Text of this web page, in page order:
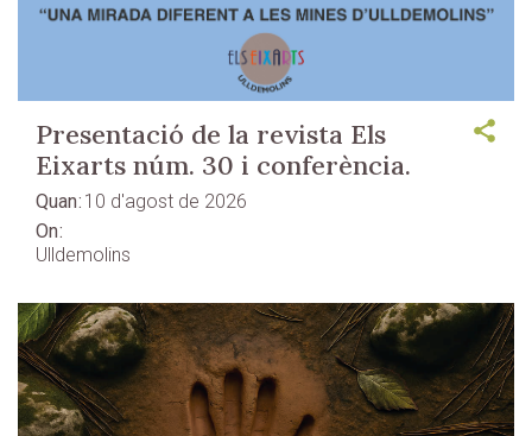
Presentació de la revista Els
Eixarts núm. 30 i conferència.
Quan 10 d'agost de 2026
On
Ulldemolins